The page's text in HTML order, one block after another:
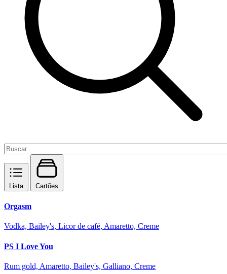
Lista Cartões
Orgasm
Vodka, Bailey's, Licor de café, Amaretto, Creme
PS I Love You
Rum gold, Amaretto, Bailey's, Galliano, Creme